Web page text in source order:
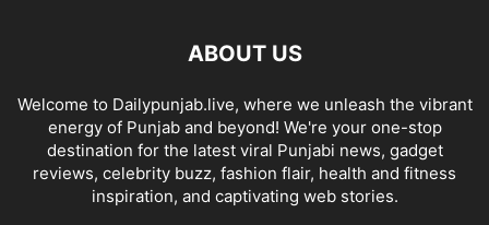
ABOUT US
Welcome to Dailypunjab.live, where we unleash the vibrant
energy of Punjab and beyond! We're your one-stop
destination for the latest viral Punjabi news, gadget
reviews, celebrity buzz, fashion flair, health and fitness
inspiration, and captivating web stories.